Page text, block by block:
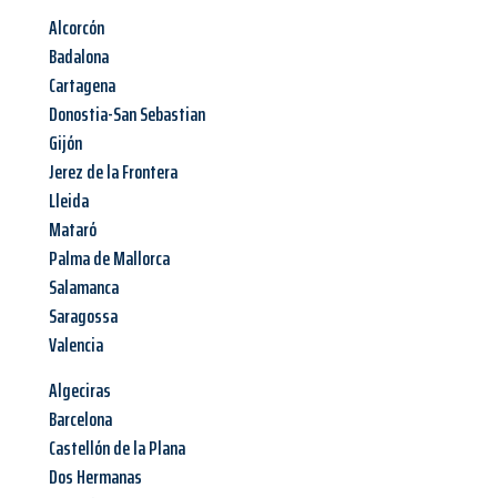
Alcorcón
Badalona
Cartagena
Donostia-San Sebastian
Gijón
Jerez de la Frontera
Lleida
Mataró
Palma de Mallorca
Salamanca
Saragossa
Valencia
Algeciras
Barcelona
Castellón de la Plana
Dos Hermanas